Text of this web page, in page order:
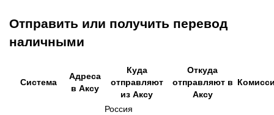
Отправить или получить перевод
наличными
Система
Адреса
в Аксу
Куда
отправляют
из Аксу
Откуда
отправляют в
Аксу
Россия